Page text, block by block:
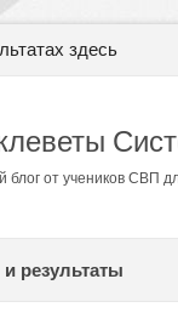
здесь
блог от учеников
результаты